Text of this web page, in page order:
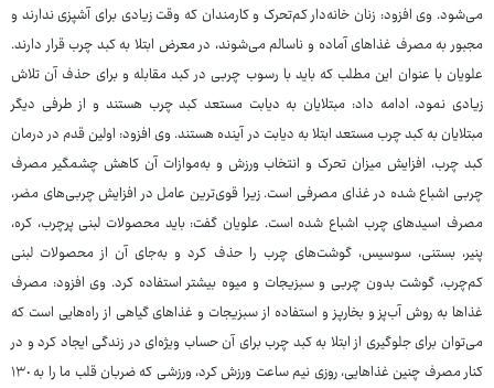
می‌شود. وی افزود: زنان خانه‌دار کم‌تحرک و کارمندان که وقت زیادی برای آشپزی ندارند و
مجبور به مصرف غذاهای آماده و ناسالم می‌شوند، در معرض ابتلا به کبد چرب قرار دارند.
علویان با عنوان این مطلب که باید با رسوب چربی در کبد مقابله و برای حذف آن تلاش
زیادی نمود، ادامه داد: مبتلایان به دیابت مستعد کبد چرب هستند و از طرفی دیگر
مبتلایان به کبد چرب مستعد ابتلا به دیابت در آینده هستند. وی افزود: اولین قدم در درمان
کبد چرب، افزایش میزان تحرک و انتخاب ورزش و به‌موازات آن کاهش چشمگیر مصرف
چربی اشباع شده در غذای مصرفی است. زیرا قوی‌ترین عامل در افزایش چربی‌های مضر،
مصرف اسیدهای چرب اشباع شده است. علویان گفت: باید محصولات لبنی پرچرب، کره،
پنیر، بستنی، سوسیس، گوشت‌های چرب را حذف کرد و به‌جای آن از محصولات لبنی
کم‌چرب، گوشت بدون چربی و سبزیجات و میوه بیشتر استفاده کرد. وی افزود: مصرف
غذاها به روش آب‌پز و بخارپز و استفاده از سبزیجات و غذاهای گیاهی از راه‌هایی است که
می‌توان برای جلوگیری از ابتلا به کبد چرب برای آن حساب ویژه‌ای در زندگی ایجاد کرد و در
کنار مصرف چنین غذاهایی، روزی نیم ساعت ورزش کرد، ورزشی که ضربان قلب ما را به ١٣٠